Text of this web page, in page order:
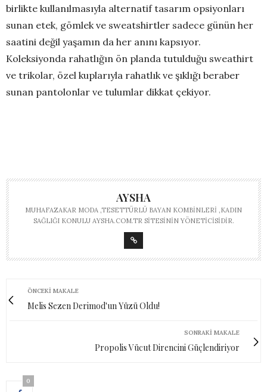
birlikte kullanılmasıyla alternatif tasarım opsiyonları
sunan etek, gömlek ve sweatshirtler sadece günün her
saatini değil yaşamın da her anını kapsıyor.
Koleksiyonda rahatlığın ön planda tutulduğu sweathirt
ve trikolar, özel kuplarıyla rahatlık ve şıklığı beraber
sunan pantolonlar ve tulumlar dikkat çekiyor.
AYSHA
MUHAFAZAKAR MODA ,TESETTÜRLÜ BAYAN KOMBINLERI ,KADIN
SAĞLIĞI KONULU AYSHA.COM.TR SITESININ YÖNETICISIDIR.
ÖNCEKI MAKALE
Melis Sezen Derimod'un Yüzü Oldu!
SONRAKI MAKALE
Propolis Vücut Direncini Güçlendiriyor
0